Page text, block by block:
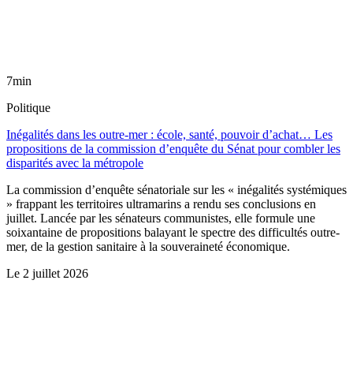
7min
Politique
Inégalités dans les outre-mer : école, santé, pouvoir d’achat… Les
propositions de la commission d’enquête du Sénat pour combler les
disparités avec la métropole
La commission d’enquête sénatoriale sur les « inégalités systémiques
» frappant les territoires ultramarins a rendu ses conclusions en
juillet. Lancée par les sénateurs communistes, elle formule une
soixantaine de propositions balayant le spectre des difficultés outre-
mer, de la gestion sanitaire à la souveraineté économique.
Le 2 juillet 2026